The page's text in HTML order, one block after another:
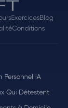
ExercicesBlog
Conditions
Personnel IA
Qui Détestent